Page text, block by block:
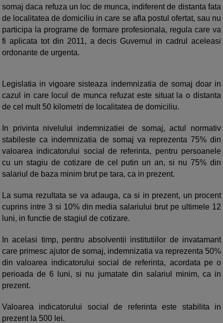
somaj daca refuza un loc de munca, indiferent de distanta fata
de localitatea de domiciliu in care se afla postul ofertat, sau nu
participa la programe de formare profesionala, regula care va
fi aplicata tot din 2011, a decis Guvernul in cadrul aceleasi
ordonante de urgenta.
Legislatia in vigoare sisteaza indemnizatia de somaj doar in
cazul in care locul de munca refuzat este situat la o distanta
de cel mult 50 kilometri de localitatea de domiciliu.
In privinta nivelului indemnizatiei de somaj, actul normativ
stabileste ca indemnizatia de somaj va reprezenta 75% din
valoarea indicatorului social de referinta, pentru persoanele
cu un stagiu de cotizare de cel putin un an, si nu 75% din
salariul de baza minim brut pe tara, ca in prezent.
La suma rezultata se va adauga, ca si in prezent, un procent
cuprins intre 3 si 10% din media salariului brut pe ultimele 12
luni, in functie de stagiul de cotizare.
In acelasi timp, pentru absolventii institutiilor de invatamant
care primesc ajutor de somaj, indemnizatia va reprezenta 50%
din valoarea indicatorului social de referinta, acordata pe o
perioada de 6 luni, si nu jumatate din salariul minim, ca in
prezent.
Valoarea indicatorului social de referinta este stabilita in
prezent la 500 lei.